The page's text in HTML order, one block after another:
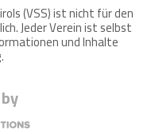
(VSS) ist nicht für den
Jeder Verein ist selbst
und Inhalte